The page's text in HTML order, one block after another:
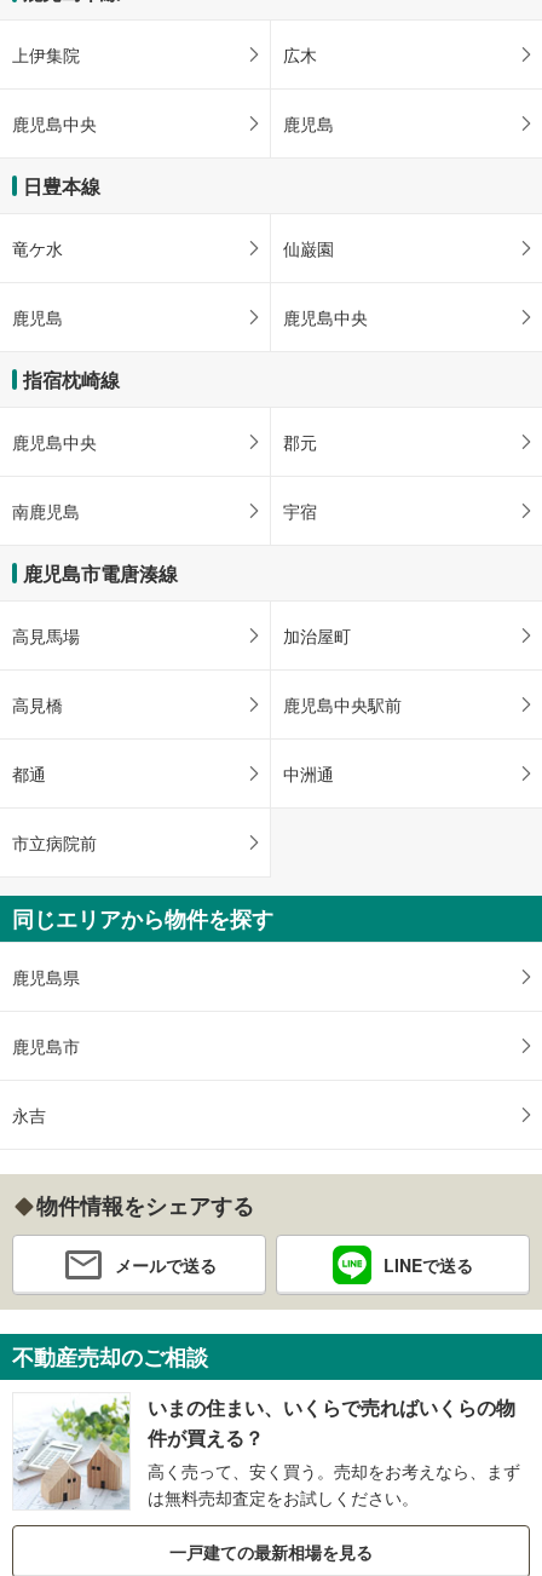
上伊集院 広木
鹿児島中央 鹿児島
日豊本線
竜ケ水 仙巌園
鹿児島 鹿児島中央
指宿枕崎線
鹿児島中央 郡元
南鹿児島 宇宿
鹿児島市電唐湊線
高見馬場 加治屋町
高見橋 鹿児島中央駅前
都通 中洲通
市立病院前
同じエリアから物件を探す
鹿児島県
鹿児島市
永吉
物件情報をシェアする
メールで送る LINEで送る
不動産売却のご相談
いまの住まい、いくらで売ればいくらの物
件が買える？
高く売って、安く買う。売却をお考えなら、まず
は無料売却査定をお試しください。
一戸建ての最新相場を見る